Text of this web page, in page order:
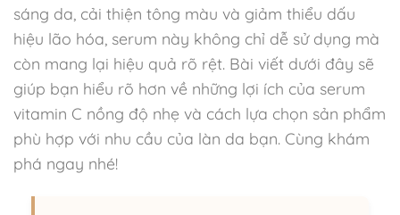
sáng da, cải thiện tông màu và giảm thiểu dấu
hiệu lão hóa, serum này không chỉ dễ sử dụng mà
còn mang lại hiệu quả rõ rệt. Bài viết dưới đây sẽ
giúp bạn hiểu rõ hơn về những lợi ích của serum
vitamin C nồng độ nhẹ và cách lựa chọn sản phẩm
phù hợp với nhu cầu của làn da bạn. Cùng khám
phá ngay nhé!